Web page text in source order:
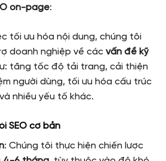
on-page:
tối ưu hóa nội dung, chúng tôi
doanh nghiệp về các vấn đề kỹ
tăng tốc độ tải trang, cải thiện
người dùng, tối ưu hóa cấu trúc
nhiều yếu tố khác.
SEO cơ bản
: Chúng tôi thực hiện chiến lược